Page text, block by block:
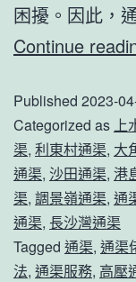
困擾。因此，
Continue
Published 2023-
Categorized as 上
渠, 利東村通渠, 大
通渠, 沙田通渠, 港
渠, 調景嶺通渠, 通
通渠, 長沙灣通渠
Tagged 通渠, 通渠
法, 通渠服務, 高壓